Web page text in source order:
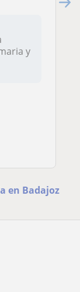
y
en Badajoz